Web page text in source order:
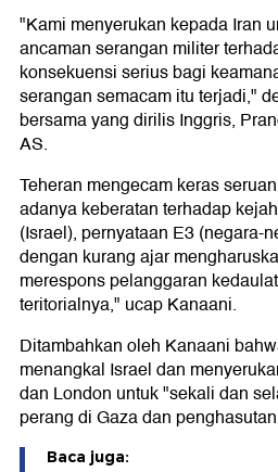
"Kami menyerukan kepada Iran
ancaman serangan militer
konsekuensi serius bagi
serangan semacam itu terjadi,"
bersama yang dirilis Inggris,
AS.
Teheran mengecam keras
adanya keberatan terhadap
(Israel), pernyataan E3 (negara-
dengan kurang ajar
merespons pelanggaran
teritorialnya," ucap Kanaani.
Ditambahkan oleh Kanaani
menangkal Israel dan
dan London untuk "sekali dan
perang di Gaza dan
Baca juga: